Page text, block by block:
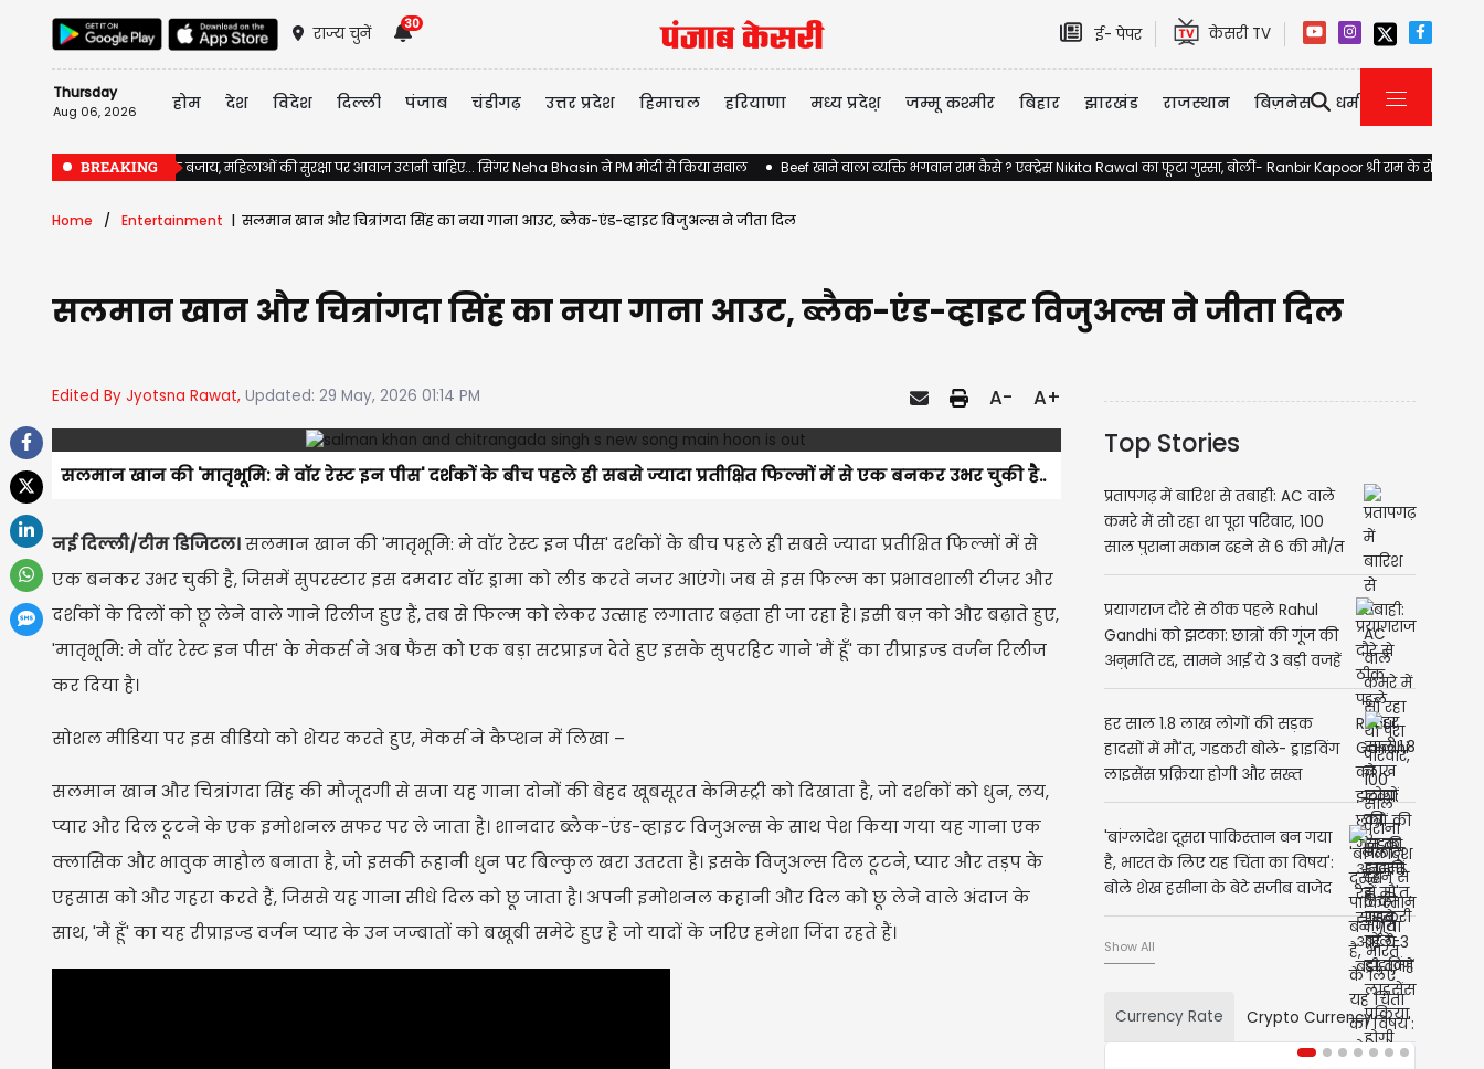
राज्य चुनें
30
ई- पेपर केसरी TV
Thursday
Aug 06, 2026 होम देश विदेश दिल्ली पंजाब चंडीगढ़ उत्तर प्रदेश हिमाचल हरियाणा मध्य प्रदेश़ जम्मू कश्मीर बिहार झारखंड राजस्थान बिज़नेस धर्म
BREAKING
गालियों से गुस्सा होने के बजाय, महिलाओं की सुरक्षा पर आवाज उठानी चाहिए... सिंगर Neha Bhasin ने PM मोदी से किया सवाल Beef खाने वाला व्यक्ति भगवान राम कैसे ? एक्ट्रेस Nikita Rawal का फूटा गुस्सा, बोलीं- Ranbir Kapoor श्री राम के रोल के
Home Entertainment सलमान खान और चित्रांगदा सिंह का नया गाना आउट, ब्लैक-एंड-व्हाइट विजुअल्स ने जीता दिल
सलमान खान और चित्रांगदा सिंह का नया गाना आउट, ब्लैक-एंड-व्हाइट विजुअल्स ने जीता दिल
Edited By Jyotsna Rawat, Updated: 29 May, 2026 01:14 PM A- A+
सलमान खान की 'मातृभूमि: मे वॉर रेस्ट इन पीस' दर्शकों के बीच पहले ही सबसे ज्यादा प्रतीक्षित फिल्मों में से एक बनकर उभर चुकी है..
नई दिल्ली/टीम डिजिटल।सलमान खान की 'मातृभूमि: मे वॉर रेस्ट इन पीस' दर्शकों के बीच पहले ही सबसे ज्यादा प्रतीक्षित फिल्मों में से
एक बनकर उभर चुकी है, जिसमें सुपरस्टार इस दमदार वॉर ड्रामा को लीड करते नजर आएंगे। जब से इस फिल्म का प्रभावशाली टीज़र और
दर्शकों के दिलों को छू लेने वाले गाने रिलीज हुए हैं, तब से फिल्म को लेकर उत्साह लगातार बढ़ता ही जा रहा है। इसी बज़ को और बढ़ाते हुए,
'मातृभूमि: मे वॉर रेस्ट इन पीस' के मेकर्स ने अब फैंस को एक बड़ा सरप्राइज देते हुए इसके सुपरहिट गाने 'मैं हूँ' का रीप्राइज्ड वर्जन रिलीज
कर दिया है।
​सोशल मीडिया पर इस वीडियो को शेयर करते हुए, मेकर्स ने कैप्शन में लिखा –
सलमान खान और चित्रांगदा सिंह की मौजूदगी से सजा यह गाना दोनों की बेहद खूबसूरत केमिस्ट्री को दिखाता है, जो दर्शकों को धुन, लय,
प्यार और दिल टूटने के एक इमोशनल सफर पर ले जाता है। शानदार ब्लैक-एंड-व्हाइट विजुअल्स के साथ पेश किया गया यह गाना एक
क्लासिक और भावुक माहौल बनाता है, जो इसकी रूहानी धुन पर बिल्कुल खरा उतरता है। इसके विजुअल्स दिल टूटने, प्यार और तड़प के
एहसास को और गहरा करते हैं, जिससे यह गाना सीधे दिल को छू जाता है। अपनी इमोशनल कहानी और दिल को छू लेने वाले अंदाज के
साथ, 'मैं हूँ' का यह रीप्राइज्ड वर्जन प्यार के उन जज्बातों को बखूबी समेटे हुए है जो यादों के जरिए हमेशा जिंदा रहते हैं।
Top Stories
प्रतापगढ़ में बारिश से तबाही: AC वाले
कमरे में सो रहा था पूरा परिवार, 100
साल पुराना मकान ढहने से 6 की मौ/त
प्रयागराज दौरे से ठीक पहले Rahul
Gandhi को झटका: छात्रों की गूंज की
अनुमति रद्द, सामने आईं ये 3 बड़ी वजहें
हर साल 1.8 लाख लोगों की सड़क
हादसों में मौ'त, गडकरी बोले- ड्राइविंग
लाइसेंस प्रक्रिया होगी और सख्त
'बांग्लादेश दूसरा पाकिस्तान बन गया
है, भारत के लिए यह चिंता का विषय':
बोले शेख हसीना के बेटे सजीब वाजेद
जॉय
Show All
Currency Rate Crypto Currency